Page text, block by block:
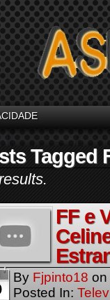
Tagged
FF e
By Fjpinto18 on
Posted In: